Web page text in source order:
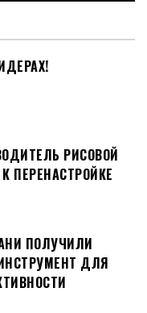
РИСОВОЙ
ПЕРЕНАСТРОЙКЕ
ПОЛУЧИЛИ
ДЛЯ